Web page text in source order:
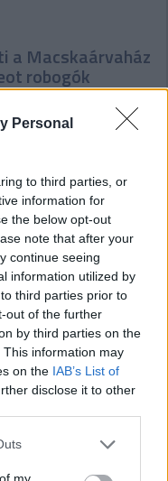
Personal
to third parties, or
information for
the below opt-out
note that after your
continue seeing
information utilized by
third parties prior to
out of the further
by third parties on the
This information may
on the IAB’s List of
disclose it to other
one or more Google
You may click to
my
a Macskaárvaház
robogók